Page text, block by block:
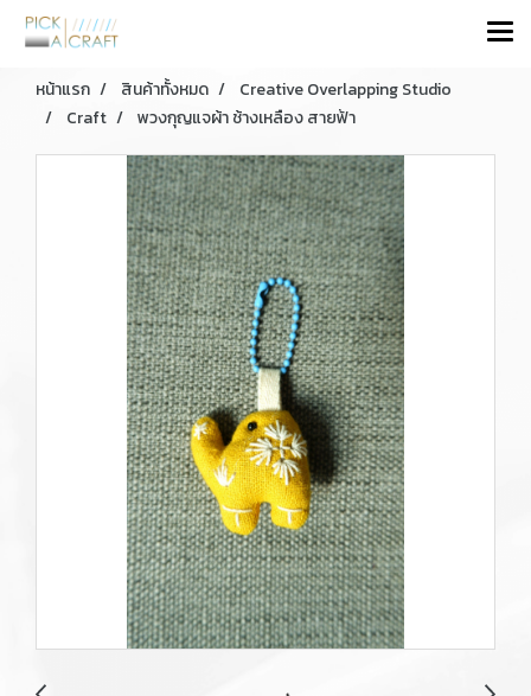
หน้าแรก สินค้าทั้งหมด
Creative Overlapping Studio
Craft
พวงกุญแจผ้า ช้างเหลือง สายฟ้า